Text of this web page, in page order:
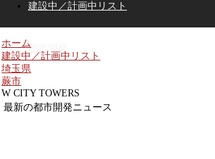
建設中／計画中リスト
都市開発
ホーム
建設中／計画中リスト
埼玉県
蕨市
W CITY TOWERS
最新の都市開発ニュース